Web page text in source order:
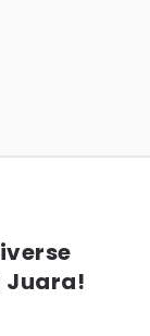
Juara!